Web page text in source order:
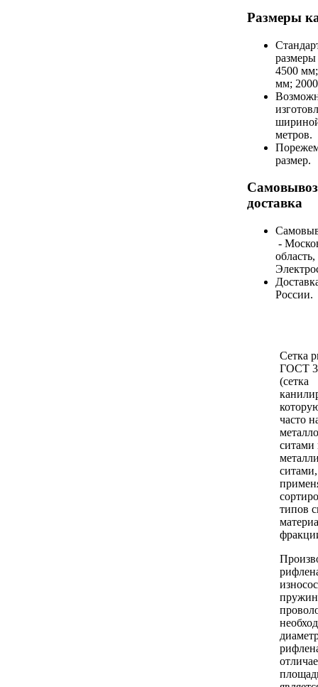
Размеры
размеры
4500
мм;
метров.
размер.
доставка
-
область,
России.
Сетка
ГОСТ
(сетка
часто
ситами
ситами,
типов